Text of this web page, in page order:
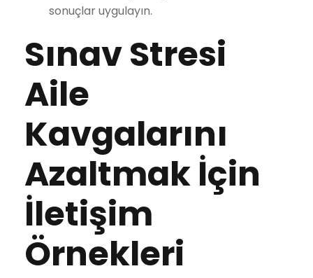
sonuçlar uygulayın.
Sınav Stresi
Aile
Kavgalarını
Azaltmak İçin
İletişim
Örnekleri